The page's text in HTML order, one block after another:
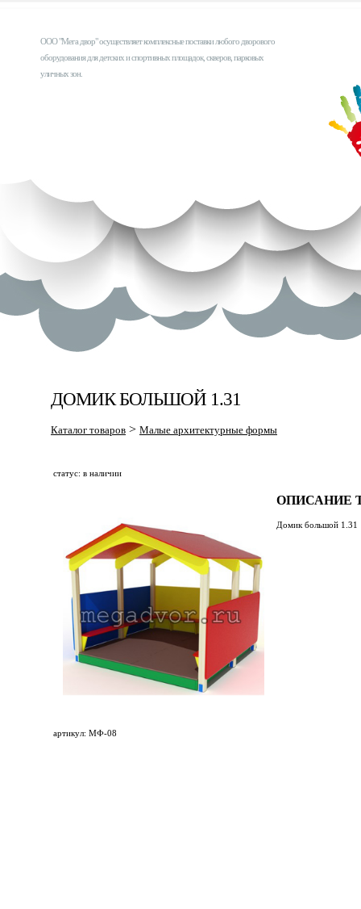
ООО "Мега двор" осуществляет комплексные поставки любого дворового
оборудования для детских и спортивных площадок, скверов, парковых
уличных зон.
ДОМИК БОЛЬШОЙ 1.31
Каталог товаров > Малые архитектурные формы
статус: в наличии
ОПИСАНИЕ
Домик большой 1.31
артикул: МФ-08